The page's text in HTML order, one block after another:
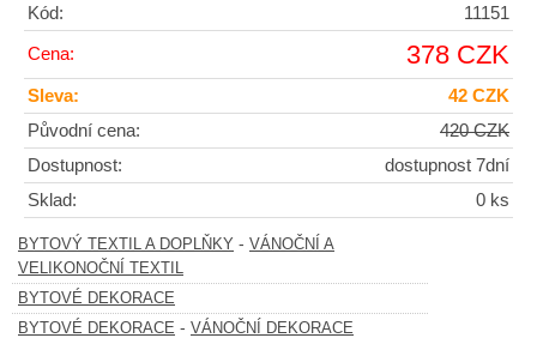
Kód: 11151
Cena: 378 CZK
Sleva:
42 CZK
Původní cena:
420 CZK
Dostupnost:
dostupnost 7dní
Sklad:
0 ks
BYTOVÝ TEXTIL A DOPLŇKY - VÁNOČNÍ A
VELIKONOČNÍ TEXTIL
BYTOVÉ DEKORACE
BYTOVÉ DEKORACE - VÁNOČNÍ DEKORACE